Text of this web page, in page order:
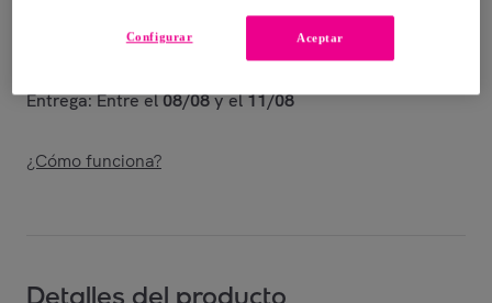
Entrega: Entre el08/08y el11/08
¿Cómo funciona?
Detalles del producto
Aceptar
Configurar